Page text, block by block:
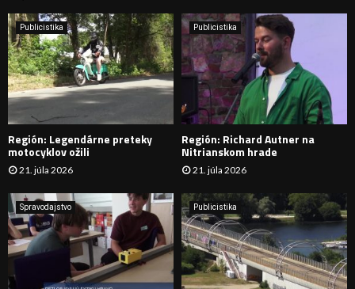
i
e
:
H
D
A
N
I
Publicistika
Región: Legendárne preteky
motocyklov ožili
21. júla 2026
Publicistika
Región: Richard Autner na
Nitrianskom hrade
21. júla 2026
Spravodajstvo Publicistika